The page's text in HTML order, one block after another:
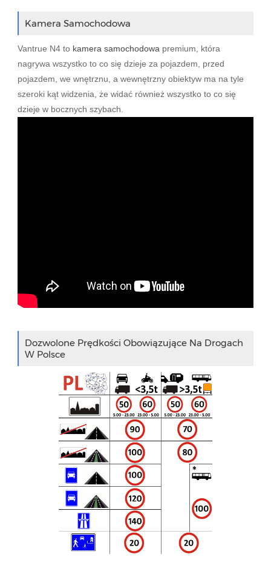
Kamera Samochodowa
Vantrue N4 to kamera samochodowa premium, która
nagrywa wszystko to co się dzieje za pojazdem, przed
pojazdem, we wnętrznu, a wewnętrzny obiektyw ma na tyle
szeroki kąt widzenia, że widać również wszystko to co się
dzieje w bocznych szybach.
Dozwolone Prędkości Obowiązujące Na Drogach
W Polsce